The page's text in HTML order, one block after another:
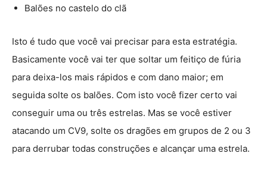
Balões no castelo do clã
Isto é tudo que você vai precisar para esta estratégia.
Basicamente você vai ter que soltar um feitiço de fúria
para deixa-los mais rápidos e com dano maior; em
seguida solte os balões. Com isto você fizer certo vai
conseguir uma ou três estrelas. Mas se você estiver
atacando um CV9, solte os dragões em grupos de 2 ou 3
para derrubar todas construções e alcançar uma estrela.